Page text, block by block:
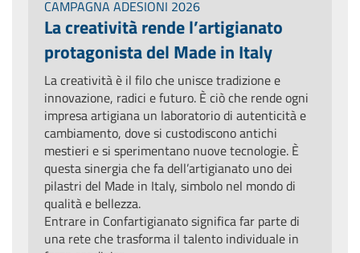
CAMPAGNA ADESIONI 2026
La creatività rende l’artigianato
protagonista del Made in Italy
La creatività è il filo che unisce tradizione e
innovazione, radici e futuro. È ciò che rende ogni
impresa artigiana un laboratorio di autenticità e
cambiamento, dove si custodiscono antichi
mestieri e si sperimentano nuove tecnologie. È
questa sinergia che fa dell’artigianato uno dei
pilastri del Made in Italy, simbolo nel mondo di
qualità e bellezza.
Entrare in Confartigianato significa far parte di
una rete che trasforma il talento individuale in